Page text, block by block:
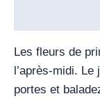
Les fleurs de
l’après-midi.
portes et